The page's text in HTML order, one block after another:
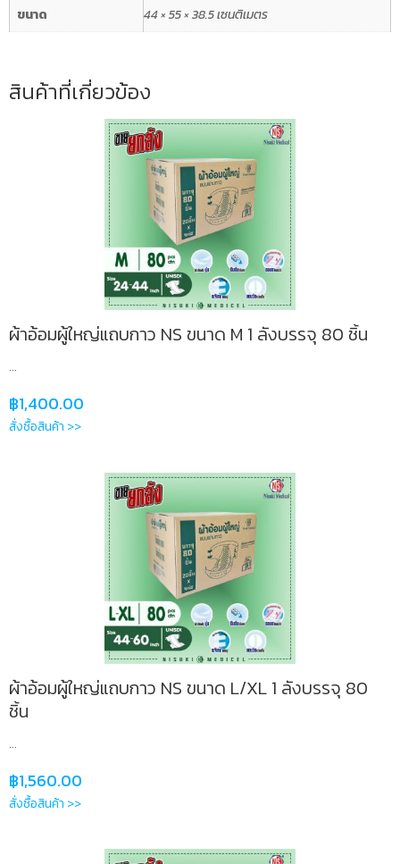
ลัง
ชิ้น
ขนาด
44 × 55 × 38.5 เซนติเมตร
สินค้าที่เกี่ยวข้อง
ผ้าอ้อมผู้ใหญ่แถบกาว NS ขนาด M 1 ลังบรรจุ 80 ชิ้น
...
฿1,400.00
สั่งซื้อสินค้า >>
ผ้าอ้อมผู้ใหญ่แถบกาว NS ขนาด L/XL 1 ลังบรรจุ 80
ชิ้น
...
฿1,560.00
สั่งซื้อสินค้า >>